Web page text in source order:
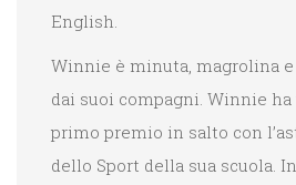
English.
Winnie è minuta, magrolina
dai suoi compagni. Winnie
primo premio in salto con
dello Sport della sua scuola.